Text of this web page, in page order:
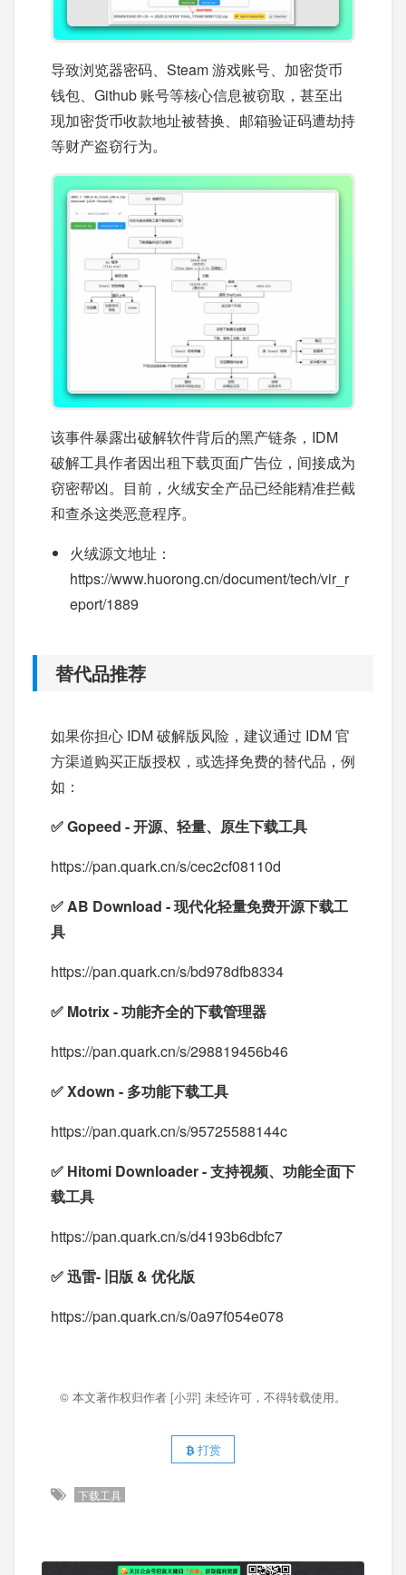
导致浏览器密码、Steam 游戏账号、加密货币
钱包、Github 账号等核心信息被窃取，甚至出
现加密货币收款地址被替换、邮箱验证码遭劫持
等财产盗窃行为。
该事件暴露出破解软件背后的黑产链条，IDM
破解工具作者因出租下载页面广告位，间接成为
窃密帮凶。目前，火绒安全产品已经能精准拦截
和查杀这类恶意程序。
火绒源文地址：
https://www.huorong.cn/document/tech/vir_r
eport/1889
替代品推荐
如果你担心 IDM 破解版风险，建议通过 IDM 官
方渠道购买正版授权，或选择免费的替代品，例
如：
✅ Gopeed - 开源、轻量、原生下载工具
https://pan.quark.cn/s/cec2cf08110d
✅ AB Download - 现代化轻量免费开源下载工
具
https://pan.quark.cn/s/bd978dfb8334
✅ Motrix - 功能齐全的下载管理器
https://pan.quark.cn/s/298819456b46
✅ Xdown - 多功能下载工具
https://pan.quark.cn/s/95725588144c
✅ Hitomi Downloader - 支持视频、功能全面下
载工具
https://pan.quark.cn/s/d4193b6dbfc7
✅ 迅雷- 旧版 & 优化版
https://pan.quark.cn/s/0a97f054e078
© 本文著作权归作者 [小羿] 未经许可，不得转载使用。
打赏
下载工具